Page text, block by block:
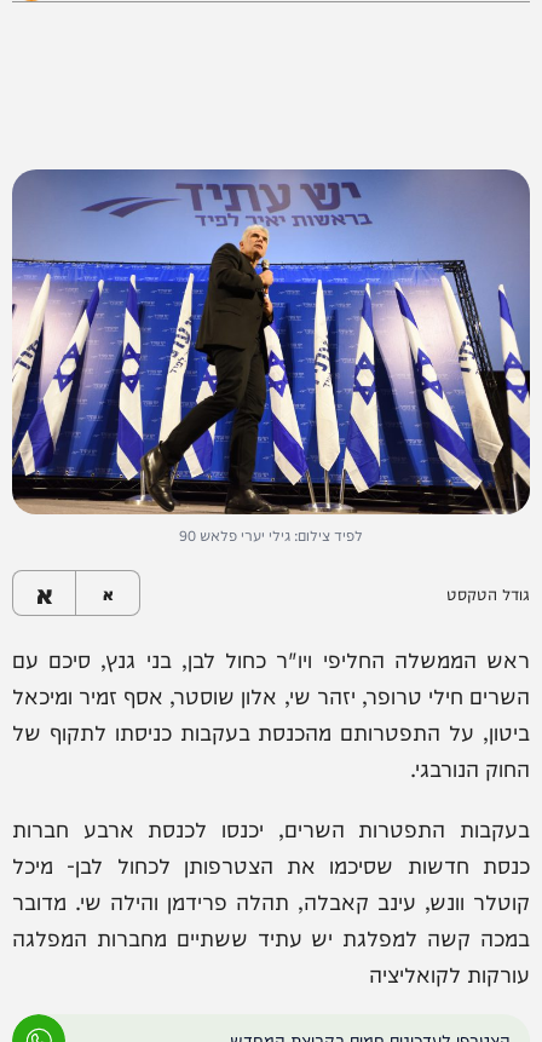
לפיד צילום: גילי יערי פלאש 90
גודל הטקסט א א
ראש הממשלה החליפי ויו"ר כחול לבן, בני גנץ, סיכם עם
השרים חילי טרופר, יזהר שי, אלון שוסטר, אסף זמיר ומיכאל
ביטון, על התפטרותם מהכנסת בעקבות כניסתו לתקוף של
החוק הנורבגי.
בעקבות התפטרות השרים, יכנסו לכנסת ארבע חברות
כנסת חדשות שסיכמו את הצטרפותן לכחול לבן- מיכל
קוטלר וונש, עינב קאבלה, תהלה פרידמן והילה שי. מדובר
במכה קשה למפלגת יש עתיד ששתיים מחברות המפלגה
עורקות לקואליציה